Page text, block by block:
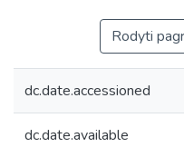
Rodyti
dc.date.accessioned
dc.date.available